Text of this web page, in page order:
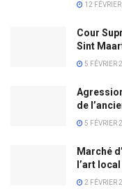
12
Cour
Sint
5 FÉVRIER
de
5 FÉVRIER
Marché
l’art
2 FÉVRIER